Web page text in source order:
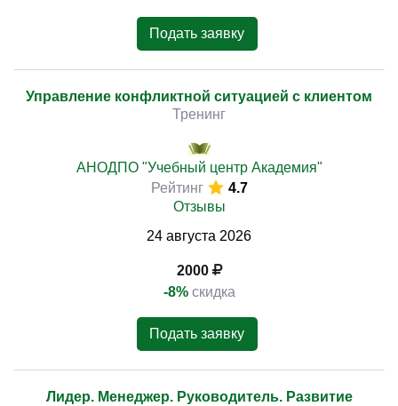
Подать заявку
Управление конфликтной ситуацией с клиентом
Тренинг
АНОДПО "Учебный центр Академия"
Рейтинг
4.7
Отзывы
24 августа 2026
2000
-8% скидка
Подать заявку
Лидер. Менеджер. Руководитель. Развитие